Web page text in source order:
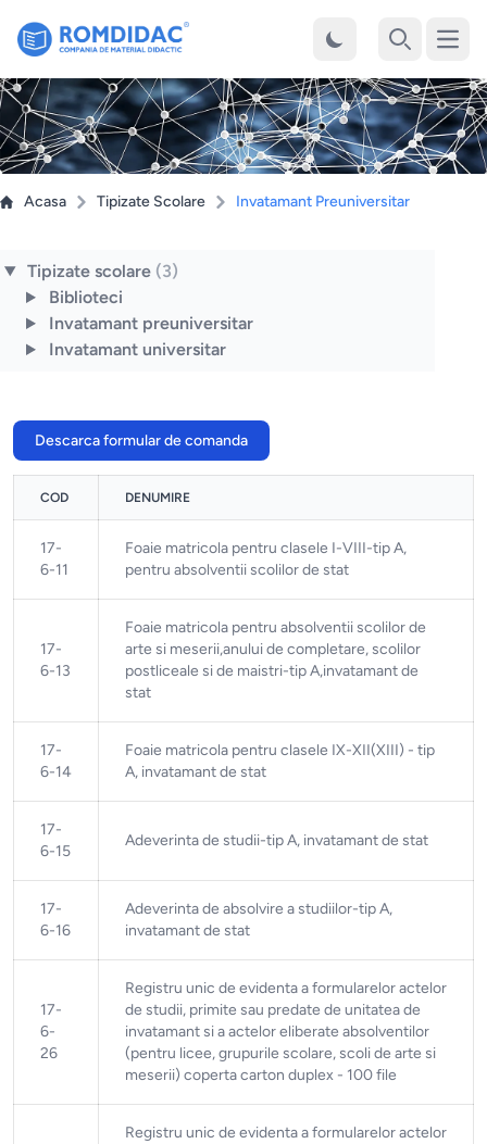
Acasa Tipizate Scolare Invatamant Preuniversitar
Tipizate scolare (3)
Biblioteci
Invatamant preuniversitar
Invatamant universitar
Descarca formular de comanda
COD DENUMIRE
17-
6-11
Foaie matricola pentru clasele I-VIII-tip A,
pentru absolventii scolilor de stat
17-
6-13
Foaie matricola pentru absolventii scolilor de
arte si meserii,anului de completare, scolilor
postliceale si de maistri-tip A,invatamant de
stat
17-
6-14
Foaie matricola pentru clasele IX-XII(XIII) - tip
A, invatamant de stat
17-
6-15
Adeverinta de studii-tip A, invatamant de stat
17-
6-16
Adeverinta de absolvire a studiilor-tip A,
invatamant de stat
17-
6-
26
Registru unic de evidenta a formularelor actelor
de studii, primite sau predate de unitatea de
invatamant si a actelor eliberate absolventilor
(pentru licee, grupurile scolare, scoli de arte si
meserii) coperta carton duplex - 100 file
Registru unic de evidenta a formularelor actelor